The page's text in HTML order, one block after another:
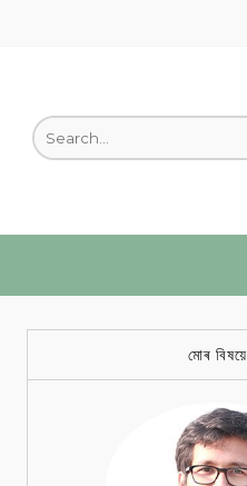
মোৰ বিষয়ে